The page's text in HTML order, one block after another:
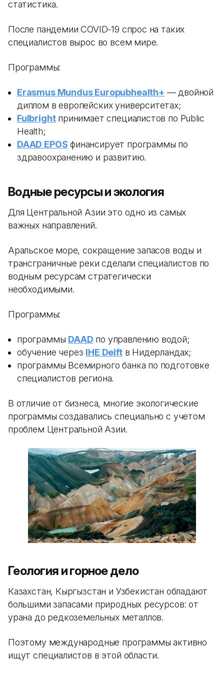
статистика.
После пандемии COVID-19 спрос на таких
специалистов вырос во всем мире.
Программы:
Erasmus Mundus Europubhealth+ — двойной
диплом в европейских университетах;
Fulbrightпринимает специалистов по Public
Health;
DAAD EPOS финансирует программы по
здравоохранению и развитию.
Водные ресурсы и экология
Для Центральной Азии это одно из самых
важных направлений.
Аральское море, сокращение запасов воды и
трансграничные реки сделали специалистов по
водным ресурсам стратегически
необходимыми.
Программы:
программы DAAD по управлению водой;
обучение через IHE Delftв Нидерландах;
программы Всемирного банка по подготовке
специалистов региона.
В отличие от бизнеса, многие экологические
программы создавались специально с учетом
проблем Центральной Азии.
Геология и горное дело
Казахстан, Кыргызстан и Узбекистан обладают
большими запасами природных ресурсов: от
урана до редкоземельных металлов.
Поэтому международные программы активно
ищут специалистов в этой области.